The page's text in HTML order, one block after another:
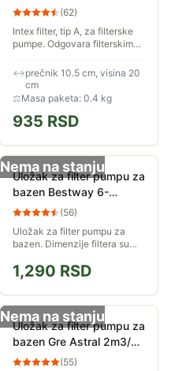
filtersku pumpu 29003
(62)
Intex filter, tip A, za filterske
pumpe. Odgovara filterskim
fabričkom brojem: 28603
(58603), 28604 (58604),
28637 (58637), 28638...
↔prečnik 10.5 cm, visina 20
cm
⚖Masa paketa: 0.4 kg
935 RSD
Nema na stanju
Uložak za filter pumpu za
bazen Bestway 6-
8m&#179;/h 200x105
(56)
Uložak za filter pumpu za
bazen. Dimenzije filtera su
ovog filtera je 6-8m&#179;
vode na čas.
1,290 RSD
Nema na stanju
Uložak za filter pumpu za
bazen Gre Astral 2m3/h
17x11cm (55)